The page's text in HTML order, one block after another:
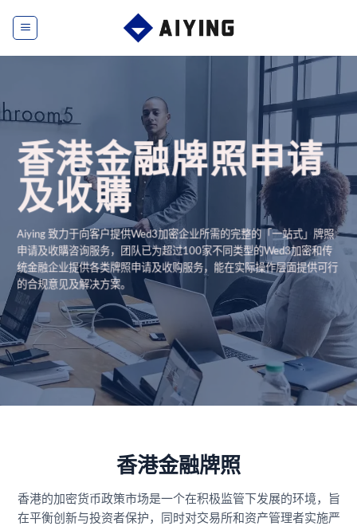
香港金融牌照申请
及收購
Aiying 致力于向客户提供Wed3加密企业所需的完整的「一站式」牌照
申请及收購咨询服务，团队已为超过100家不同类型的Wed3加密和传
统金融企业提供各类牌照申请及收购服务，能在实际操作层面提供可行
的合规意见及解决方案。
香港金融牌照
香港的加密货币政策市场是一个在积极监管下发展的环境，旨
在平衡创新与投资者保护，同时对交易所和资产管理者实施严